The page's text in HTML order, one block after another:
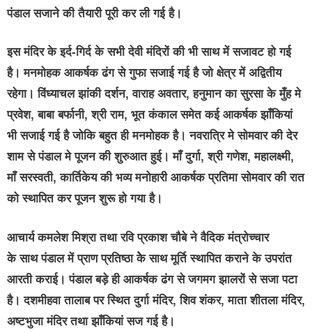
पंडाल सजाने की तैयारी पूरी कर ली गई है।
इस मंदिर के इर्द-गिर्द के सभी देवी मंदिरों की भी साथ में सजावट हो गई
है। मनमोहक आकर्षक ढंग से गुफा सजाई गई है जो क्षेत्र में अद्वितीय
रहेगा। विंध्याचल झांकी दर्शन, वाराह अवतार, हनुमान का सुरसा के मुँह मे
प्रवेश, बाबा बर्फानी, श्री राम, भूत कंकाल समेत कई आकर्षक झाँकियां
भी सजाई गई है जोकि बहुत ही मनमोहक है। नवरात्रि मे सोमवार की देर
शाम से पंडाल मे पूजन की शुरुआत हुई। माँ दुर्गा, श्री गणेश, महालक्ष्मी,
माँ सरस्वती, कार्तिकेय की भव्य मनोहारी आकर्षक प्रतिमा सोमवार की रात
को स्थापित कर पूजन शुरू हो गया है।
आचार्य कमलेश मिश्रा तथा रवि प्रकाश चौबे ने वैदिक मंत्रोच्चार
के साथ पंडाल में प्राण प्रतिष्ठा केेे साथ मूर्ति स्थापित कराने के उपरांत
आरती कराई। पंडाल बड़े ही आकर्षक ढंग से जगमग झालरों से सजा पटा
है। दशमीहवा तालाब पर स्थित दुर्गा मंदिर, शिव शंकर, माता शीतला मंदिर,
अष्टभुजा मंदिर तथा झाँकियां सज गई है।